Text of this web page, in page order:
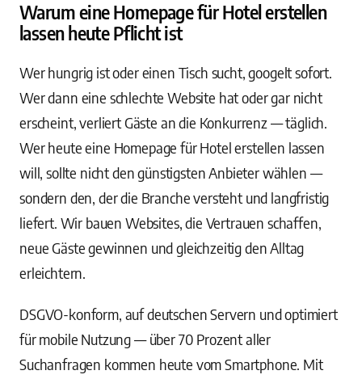
Warum eine Homepage für Hotel erstellen
lassen heute Pflicht ist
Wer hungrig ist oder einen Tisch sucht, googelt sofort.
Wer dann eine schlechte Website hat oder gar nicht
erscheint, verliert Gäste an die Konkurrenz — täglich.
Wer heute eine Homepage für Hotel erstellen lassen
will, sollte nicht den günstigsten Anbieter wählen —
sondern den, der die Branche versteht und langfristig
liefert. Wir bauen Websites, die Vertrauen schaffen,
neue Gäste gewinnen und gleichzeitig den Alltag
erleichtern.
DSGVO-konform, auf deutschen Servern und optimiert
für mobile Nutzung — über 70 Prozent aller
Suchanfragen kommen heute vom Smartphone. Mit